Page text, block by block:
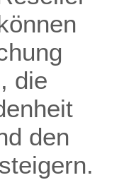
die
den